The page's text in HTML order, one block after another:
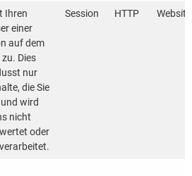
Checks
bieten das
Mobilthemenspezifische
in der rechten Spalte).
Ihren
einer
auf dem
Dies
nur
die Sie
wird
nicht
oder
Session HTTP Website